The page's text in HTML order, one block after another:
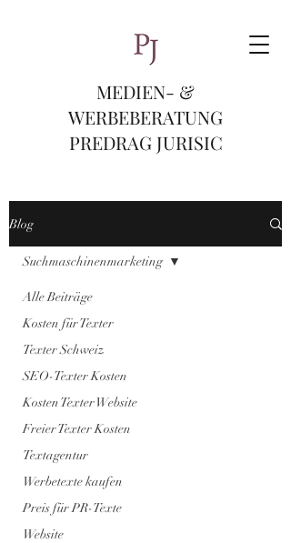
MEDIEN- &
WERBEBERATUNG
PREDRAG JURISIC
Blog
Alle Beiträge
Kosten für Texter
Texter Schweiz
SEO-Texter Kosten
Kosten Texter Website
Freier Texter Kosten
Textagentur
Werbetexte kaufen
Preis für PR-Texte
Website
Suchmaschinenmarketing